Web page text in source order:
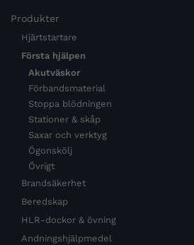
Produkter
Hjärtstartare
Första hjälpen
Akutväskor
Förbandsmaterial
Stoppa blödningen
Stationer & skåp
Saxar och verktyg
Ögonskölj
Övrigt
Brandsäkerhet
Beredskap
HLR-dockor & övning
Andningshjälpmedel